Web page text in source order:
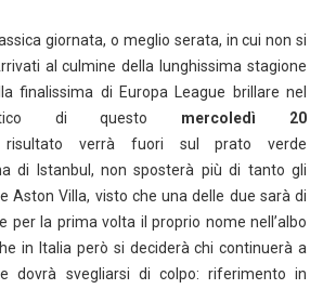
giornata, o meglio serata, in cui non si
al culmine della lunghissima stagione
finalissima di Europa League brillare nel
di questo mercoledì 20
risultato verrà fuori sul prato verde
di Istanbul, non sposterà più di tanto gli
Aston Villa, visto che una delle due sarà di
per la prima volta il proprio nome nell’albo
in Italia però si deciderà chi continuerà a
dovrà svegliarsi di colpo: riferimento in